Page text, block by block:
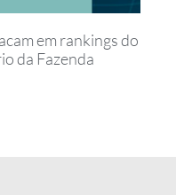
em rankings do
da Fazenda